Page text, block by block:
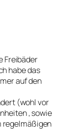
Freibäder
habe das
auf den
(wohl vor
, sowie
regelmäßigen